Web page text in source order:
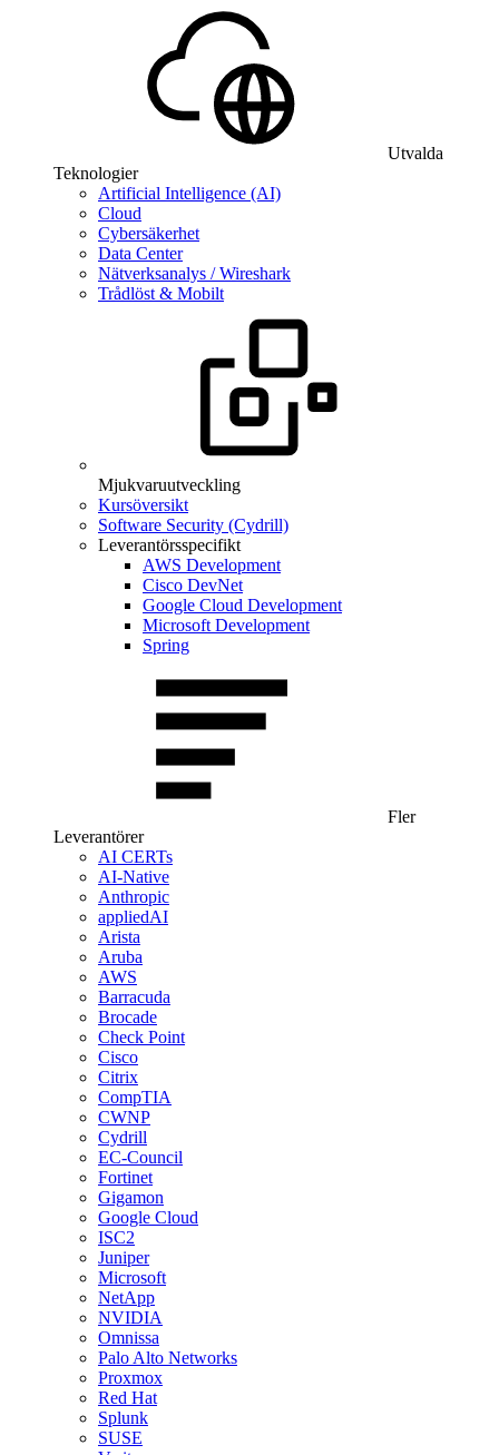
Utvalda
Teknologier
Artificial Intelligence (AI)
Cloud
Cybersäkerhet
Data Center
Nätverksanalys / Wireshark
Trådlöst & Mobilt
Mjukvaruutveckling
Kursöversikt
Software Security (Cydrill)
Leverantörsspecifikt
AWS Development
Cisco DevNet
Google Cloud Development
Microsoft Development
Spring
Fler
Leverantörer
AI CERTs
AI-Native
Anthropic
appliedAI
Arista
Aruba
AWS
Barracuda
Brocade
Check Point
Cisco
Citrix
CompTIA
CWNP
Cydrill
EC-Council
Fortinet
Gigamon
Google Cloud
ISC2
Juniper
Microsoft
NetApp
NVIDIA
Omnissa
Palo Alto Networks
Proxmox
Red Hat
Splunk
SUSE